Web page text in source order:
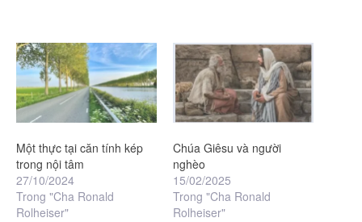
Một thực tại căn tính kép
trong nội tâm
27/10/2024
Trong "Cha Ronald
Rolheiser"
Chúa Giêsu và người
nghèo
15/02/2025
Trong "Cha Ronald
Rolheiser"